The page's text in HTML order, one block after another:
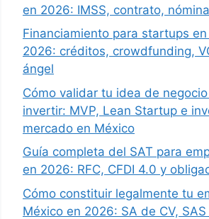
en 2026: IMSS, contrato,
Financiamiento para startups
2026: créditos, crowdfunding,
ángel
Cómo validar tu idea de
invertir: MVP, Lean Startup e
mercado en México
Guía completa del SAT para
en 2026: RFC, CFDI 4.0 y
Cómo constituir legalmente tu
México en 2026: SA de CV,